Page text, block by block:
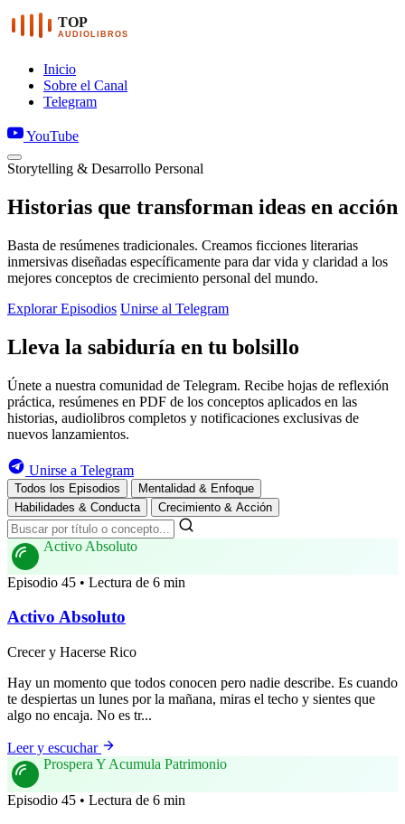
TOP
AUDIOLIBROS
Inicio
Sobre el Canal
Telegram
YouTube
Storytelling & Desarrollo Personal
Historias que transforman ideas en acción
Basta de resúmenes tradicionales. Creamos ficciones literarias
inmersivas diseñadas específicamente para dar vida y claridad a los
mejores conceptos de crecimiento personal del mundo.
Explorar Episodios Unirse al Telegram
Lleva la sabiduría en tu bolsillo
Únete a nuestra comunidad de Telegram. Recibe hojas de reflexión
práctica, resúmenes en PDF de los conceptos aplicados en las
historias, audiolibros completos y notificaciones exclusivas de
nuevos lanzamientos.
Unirse a Telegram
Todos los Episodios
Mentalidad & Enfoque
Habilidades & Conducta
Crecimiento & Acción
Activo Absoluto
Episodio 45 • Lectura de 6 min
Activo Absoluto
Crecer y Hacerse Rico
Hay un momento que todos conocen pero nadie describe. Es cuando
te despiertas un lunes por la mañana, miras el techo y sientes que
algo no encaja. No es tr...
Leer y escuchar
Prospera Y Acumula Patrimonio
Episodio 45 • Lectura de 6 min